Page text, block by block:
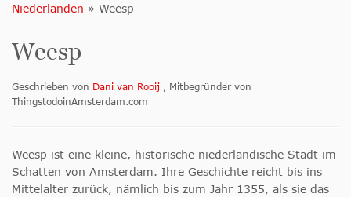
Niederlanden » Weesp
Weesp
Geschrieben von Dani van Rooij , Mitbegründer von
ThingstodoinAmsterdam.com
Weesp ist eine kleine, historische niederländische Stadt im
Schatten von Amsterdam. Ihre Geschichte reicht bis ins
Mittelalter zurück, nämlich bis zum Jahr 1355, als sie das